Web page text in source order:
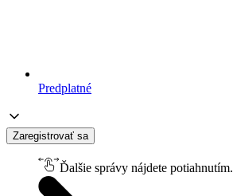
Predplatné
Zaregistrovať sa
Ďalšie správy nájdete potiahnutím.